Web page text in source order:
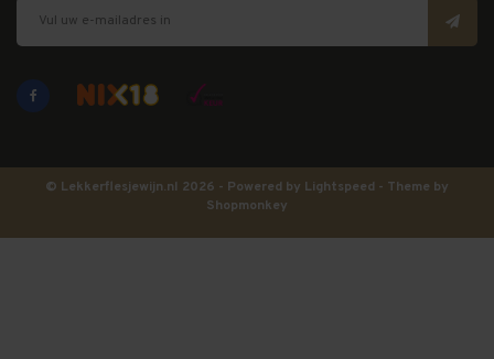
© Lekkerflesjewijn.nl 2026 - Powered by Lightspeed - Theme by
Shopmonkey